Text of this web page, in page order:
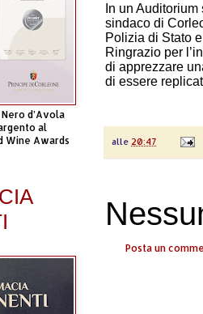
In un
sindaco di
Polizia di Stato
Ringrazio per
di apprezzare
di essere
alle 20:47
Posta un
d’Avola
al
Wine Awards